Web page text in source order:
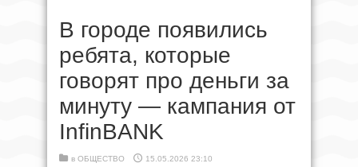
В городе появились
ребята, которые
говорят про деньги за
минуту — кампания от
InfinBANK
в ОБЩЕСТВО 15.05.2026 23:10